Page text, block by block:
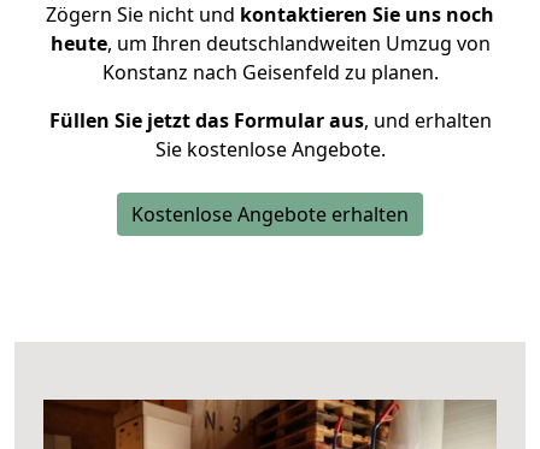
Zögern Sie nicht und kontaktieren Sie uns noch
heute, um Ihren deutschlandweiten Umzug von
Konstanz nach Geisenfeld zu planen.
Füllen Sie jetzt das Formular aus, und erhalten
Sie kostenlose Angebote.
Kostenlose Angebote erhalten